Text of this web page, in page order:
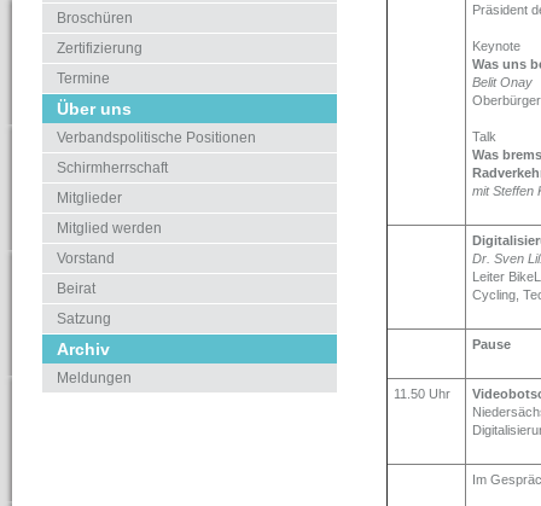
Broschüren
Zertifizierung
Termine
Über uns
Verbandspolitische Positionen
Schirmherrschaft
Mitglieder
Mitglied werden
Vorstand
Beirat
Satzung
Archiv
Meldungen
Präsident
Keynote
Was uns
Belit Onay
Talk
Was
mit Steffen
Dr. Sven
Leiter
Cycling,
Pause
11.50 Uhr
Im